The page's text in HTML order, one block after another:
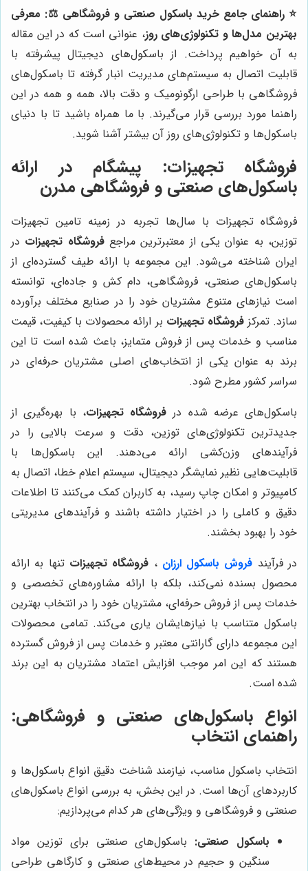
⭐️ راهنمای جامع خرید باسکول صنعتی و فروشگاهی ⚖️: معرفی
بهترین مدل‌ها و تکنولوژی‌های روز، عنوانی است که در این مقاله
به آن خواهیم پرداخت. از باسکول‌های دیجیتال پیشرفته با
قابلیت اتصال به سیستم‌های مدیریت انبار گرفته تا باسکول‌های
فروشگاهی با طراحی ارگونومیک و دقت بالا، همه و همه در این
راهنما مورد بررسی قرار می‌گیرند. با ما همراه باشید تا با دنیای
باسکول‌ها و تکنولوژی‌های روز آن بیشتر آشنا شوید.
فروشگاه تجهیزات: پیشگام در ارائه
باسکول‌های صنعتی و فروشگاهی مدرن
فروشگاه تجهیزات با سال‌ها تجربه در زمینه تامین تجهیزات
توزین، به عنوان یکی از معتبرترین مراجعفروشگاه تجهیزات در
ایران شناخته می‌شود. این مجموعه با ارائه طیف گسترده‌ای از
باسکول‌های صنعتی، فروشگاهی، دام کش و جاده‌ای، توانسته
است نیازهای متنوع مشتریان خود را در صنایع مختلف برآورده
سازد. تمرکزفروشگاه تجهیزات بر ارائه محصولات با کیفیت، قیمت
مناسب و خدمات پس از فروش متمایز، باعث شده است تا این
برند به عنوان یکی از انتخاب‌های اصلی مشتریان حرفه‌ای در
سراسر کشور مطرح شود.
باسکول‌های عرضه شده در فروشگاه تجهیزات، با بهره‌گیری از
جدیدترین تکنولوژی‌های توزین، دقت و سرعت بالایی را در
فرآیندهای وزن‌کشی ارائه می‌دهند. این باسکول‌ها با
قابلیت‌هایی نظیر نمایشگر دیجیتال، سیستم اعلام خطا، اتصال به
کامپیوتر و امکان چاپ رسید، به کاربران کمک می‌کنند تا اطلاعات
دقیق و کاملی را در اختیار داشته باشند و فرآیندهای مدیریتی
خود را بهبود بخشند.
در فرآیند فروش باسکول ارزان، فروشگاه تجهیزات تنها به ارائه
محصول بسنده نمی‌کند، بلکه با ارائه مشاوره‌های تخصصی و
خدمات پس از فروش حرفه‌ای، مشتریان خود را در انتخاب بهترین
باسکول متناسب با نیازهایشان یاری می‌کند. تمامی محصولات
این مجموعه دارای گارانتی معتبر و خدمات پس از فروش گسترده
هستند که این امر موجب افزایش اعتماد مشتریان به این برند
شده است.
انواع باسکول‌های صنعتی و فروشگاهی:
راهنمای انتخاب
انتخاب باسکول مناسب، نیازمند شناخت دقیق انواع باسکول‌ها و
کاربردهای آن‌ها است. در این بخش، به بررسی انواع باسکول‌های
صنعتی و فروشگاهی و ویژگی‌های هر کدام می‌پردازیم:
باسکول صنعتی: باسکول‌های صنعتی برای توزین مواد
سنگین و حجیم در محیط‌های صنعتی و کارگاهی طراحی